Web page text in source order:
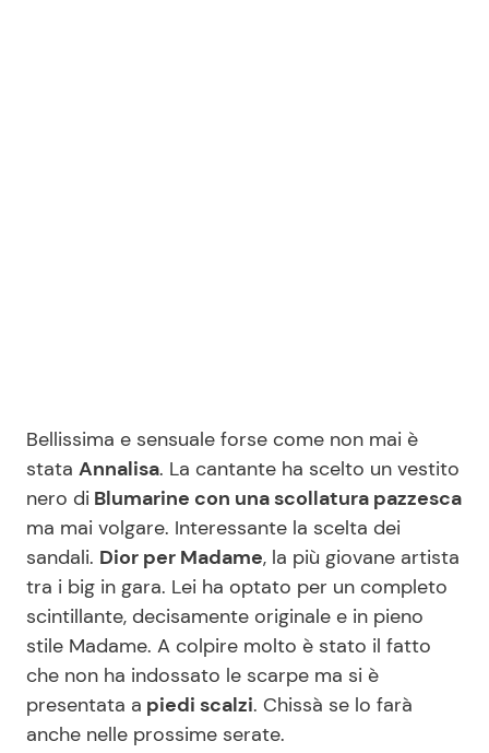
Bellissima e sensuale forse come non mai è
stata Annalisa. La cantante ha scelto un vestito
nero di Blumarine con una scollatura pazzesca
ma mai volgare. Interessante la scelta dei
sandali. Dior per Madame, la più giovane artista
tra i big in gara. Lei ha optato per un completo
scintillante, decisamente originale e in pieno
stile Madame. A colpire molto è stato il fatto
che non ha indossato le scarpe ma si è
presentata a piedi scalzi. Chissà se lo farà
anche nelle prossime serate.